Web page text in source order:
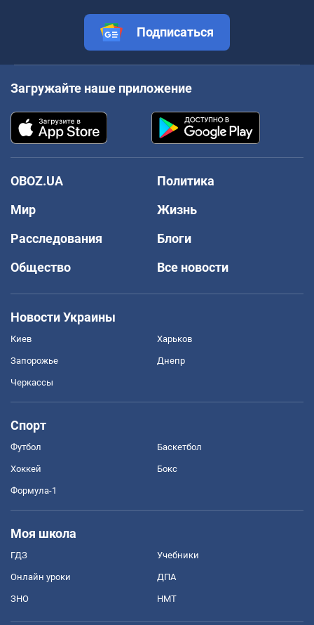
Подписаться
Загружайте наше приложение
OBOZ.UA
Политика
Мир
Жизнь
Расследования
Блоги
Общество
Все новости
Новости Украины
Киев Харьков
Запорожье Днепр
Черкассы
Спорт
Футбол Баскетбол
Хоккей Бокс
Формула-1
Моя школа
ГДЗ Учебники
Онлайн уроки ДПА
ЗНО НМТ